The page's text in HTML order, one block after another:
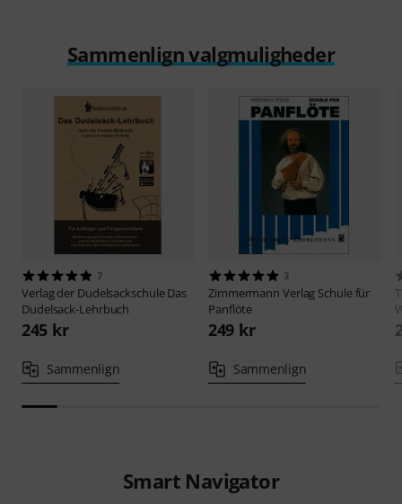
Sammenlign valgmuligheder
7
Verlag der DudelsackschuleDas
Dudelsack-Lehrbuch
245 kr
Sammenlign
3
Zimmermann Verlag Schule für
Panflöte
249 kr
Sammenlign
Smart Navigator